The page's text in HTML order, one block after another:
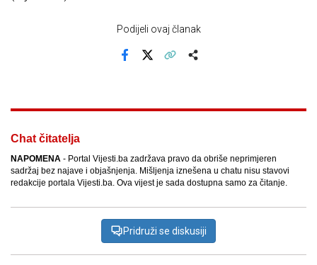
Podijeli ovaj članak
Chat čitatelja
NAPOMENA - Portal Vijesti.ba zadržava pravo da obriše neprimjeren
sadržaj bez najave i objašnjenja. Mišljenja iznešena u chatu nisu stavovi
redakcije portala Vijesti.ba. Ova vijest je sada dostupna samo za čitanje.
Pridruži se diskusiji